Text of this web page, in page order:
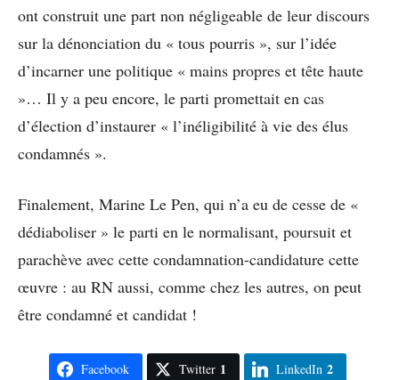
ont construit une part non négligeable de leur discours
sur la dénonciation du « tous pourris », sur l’idée
d’incarner une politique « mains propres et tête haute
»… Il y a peu encore, le parti promettait en cas
d’élection d’instaurer « l’inéligibilité à vie des élus
condamnés ».
Finalement, Marine Le Pen, qui n’a eu de cesse de «
dédiaboliser » le parti en le normalisant, poursuit et
parachève avec cette condamnation-candidature cette
œuvre : au RN aussi, comme chez les autres, on peut
être condamné et candidat !
Facebook Twitter 1 LinkedIn 2